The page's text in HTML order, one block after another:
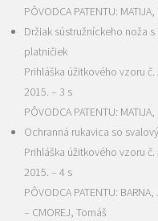
PÔVODCA PATENTU:
Držiak sústružníckeho noža
platničiek
Prihláška úžitkového vzoru č.
2015. – 3 s
PÔVODCA PATENTU:
Ochranná rukavica so
Prihláška úžitkového vzoru č.
2015. – 4 s
PÔVODCA PATENTU:
– CMOREJ, Tomáš